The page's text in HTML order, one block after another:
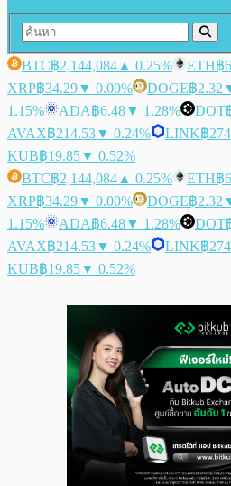
BTC฿2,144,084 ▲ 0.25% ETH฿
XRP฿34.29▼ 0.00% DOGE฿2.32
1.15%
ADA฿6.48▼ 1.28% DOT
AVAX฿214.53▼ 0.24% LINK฿
KUB฿19.85▼ 0.52%
BTC฿2,144,084 ▲ 0.25% ETH฿
XRP฿34.29▼ 0.00% DOGE฿2.32
1.15%
ADA฿6.48▼ 1.28% DOT
AVAX฿214.53▼ 0.24% LINK฿
KUB฿19.85▼ 0.52%